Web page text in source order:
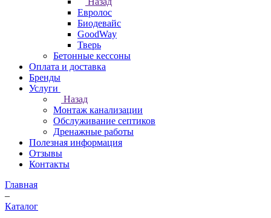
Евролос
Биодевайс
GoodWay
Тверь
Бетонные кессоны
Оплата и доставка
Бренды
Услуги
Назад
Монтаж канализации
Обслуживание септиков
Дренажные работы
Полезная информация
Отзывы
Контакты
Главная
–
Каталог